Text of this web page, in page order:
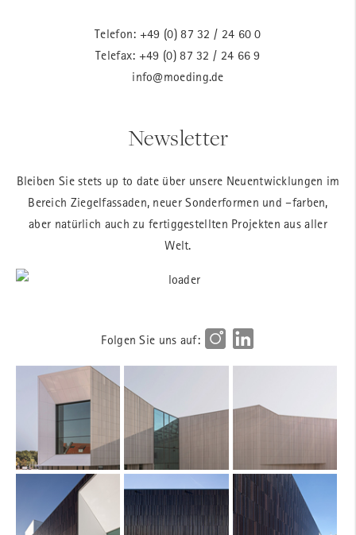
Telefon: +49 (0) 87 32 / 24 60 0
Telefax: +49 (0) 87 32 / 24 66 9
info@moeding.de
Newsletter
Bleiben Sie stets up to date über unsere Neuentwicklungen im
Bereich Ziegelfassaden, neuer Sonderformen und –farben,
aber natürlich auch zu fertiggestellten Projekten aus aller
Welt.
Folgen Sie uns auf: